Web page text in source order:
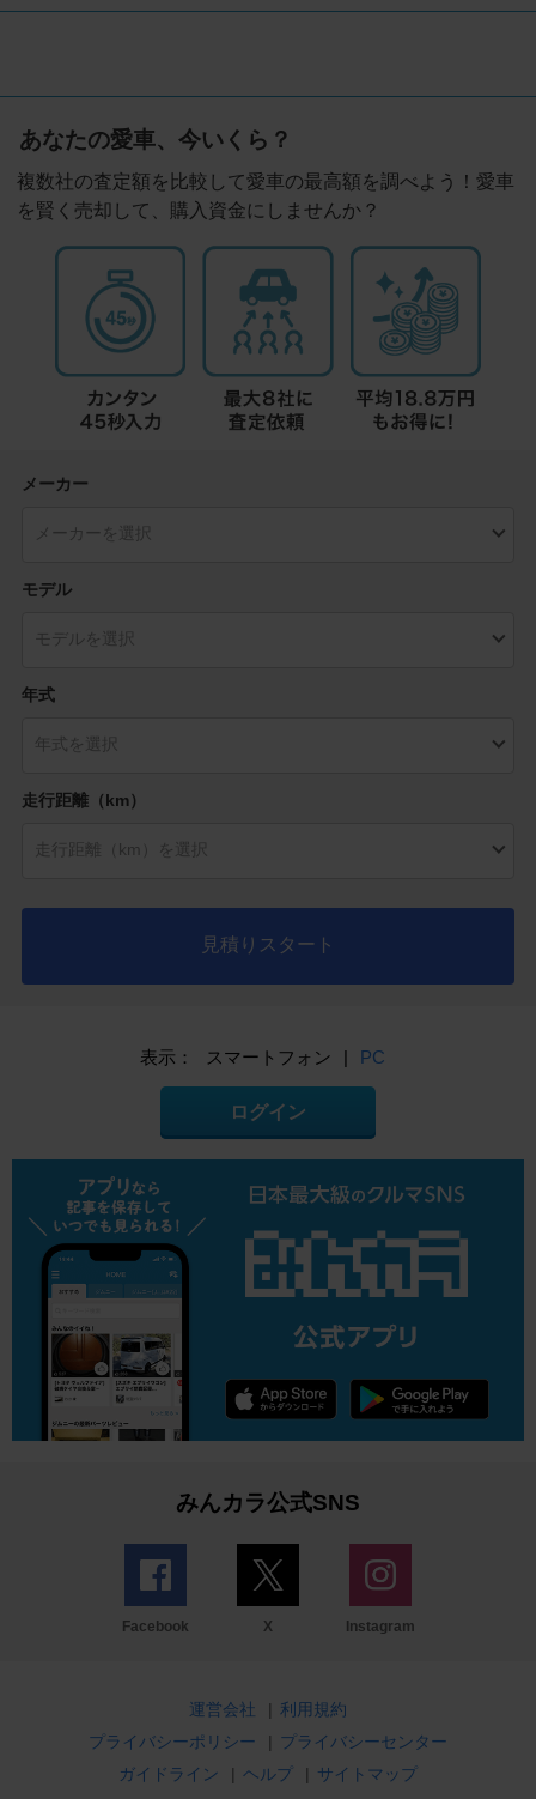
あなたの愛車、今いくら？
複数社の査定額を比較して愛車の最高額を調べよう！愛車
を賢く売却して、購入資金にしませんか？
メーカー
モデル
年式
走行距離（km）
見積りスタート
表示： スマートフォン | PC
ログイン
みんカラ公式SNS
Facebook X Instagram
運営会社 | 利用規約
プライバシーポリシー
| プライバシーセンター
ガイドライン
| ヘルプ | サイトマップ